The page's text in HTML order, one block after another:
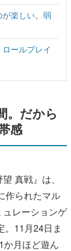
楽しい。弱
ールプレイ
。だから
感
真戦』は、
作られたマル
レーションゲ
。11月24日ま
か月ほど遊ん